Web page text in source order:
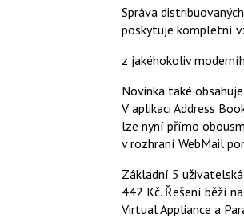
Správa
poskytuje kompletní
z jakéhokoliv
Novinka také
V aplikaci Address
lze nyní přímo
v rozhraní WebMail
Základní 5
442 Kč. Řešení běží
Virtual Appliance a